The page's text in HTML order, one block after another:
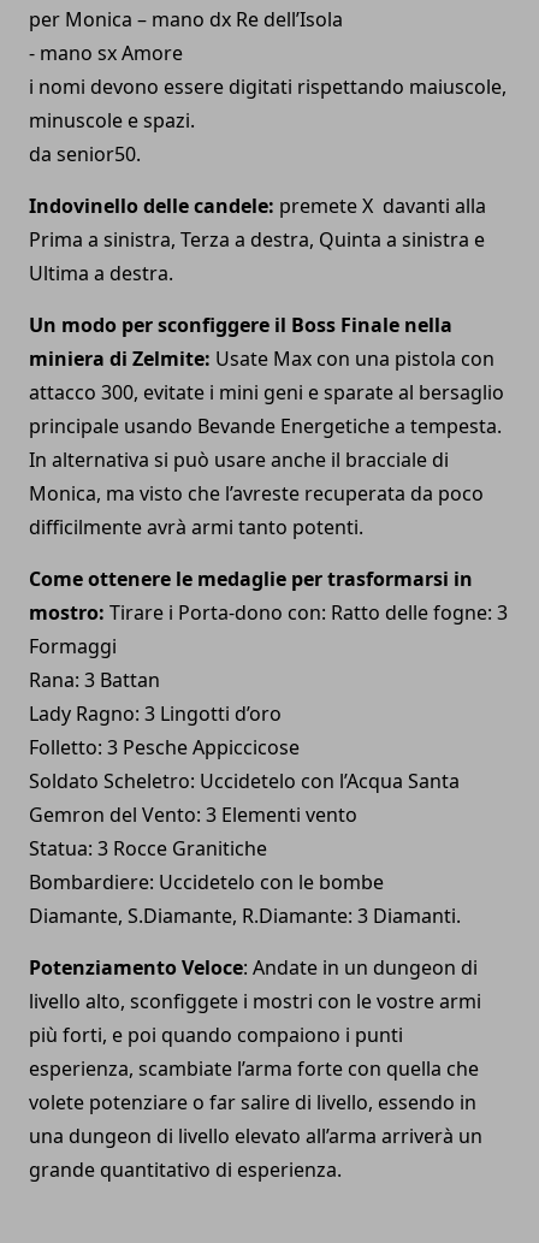
per Monica – mano dx Re dell’Isola
- mano sx Amore
i nomi devono essere digitati rispettando maiuscole,
minuscole e spazi.
da senior50.
Indovinello delle candele: premete X davanti alla
Prima a sinistra, Terza a destra, Quinta a sinistra e
Ultima a destra.
Un modo per sconfiggere il Boss Finale nella
miniera di Zelmite: Usate Max con una pistola con
attacco 300, evitate i mini geni e sparate al bersaglio
principale usando Bevande Energetiche a tempesta.
In alternativa si può usare anche il bracciale di
Monica, ma visto che l’avreste recuperata da poco
difficilmente avrà armi tanto potenti.
Come ottenere le medaglie per trasformarsi in
mostro: Tirare i Porta-dono con: Ratto delle fogne: 3
Formaggi
Rana: 3 Battan
Lady Ragno: 3 Lingotti d’oro
Folletto: 3 Pesche Appiccicose
Soldato Scheletro: Uccidetelo con l’Acqua Santa
Gemron del Vento: 3 Elementi vento
Statua: 3 Rocce Granitiche
Bombardiere: Uccidetelo con le bombe
Diamante, S.Diamante, R.Diamante: 3 Diamanti.
Potenziamento Veloce: Andate in un dungeon di
livello alto, sconfiggete i mostri con le vostre armi
più forti, e poi quando compaiono i punti
esperienza, scambiate l’arma forte con quella che
volete potenziare o far salire di livello, essendo in
una dungeon di livello elevato all’arma arriverà un
grande quantitativo di esperienza.